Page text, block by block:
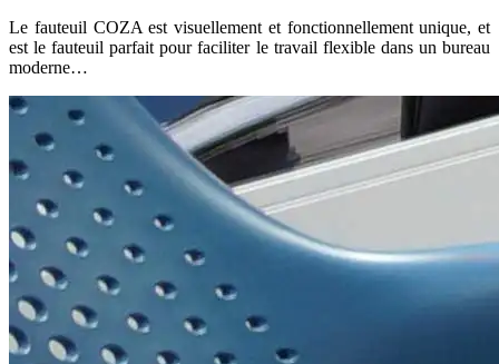
Le fauteuil COZA est visuellement et fonctionnellement unique, et
est le fauteuil parfait pour faciliter le travail flexible dans un bureau
moderne…